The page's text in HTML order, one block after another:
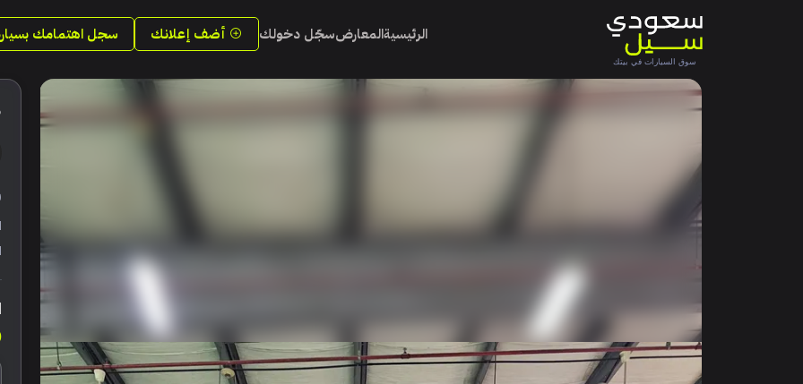
الرئيسيةالمعارضسجّل دخولك أضف إعلانك سجل اهتمامك